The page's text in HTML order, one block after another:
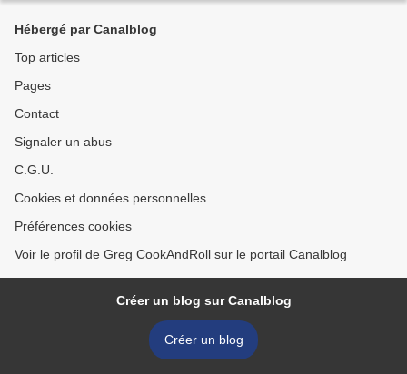
Hébergé par Canalblog
Top articles
Pages
Contact
Signaler un abus
C.G.U.
Cookies et données personnelles
Préférences cookies
Voir le profil de Greg CookAndRoll sur le portail Canalblog
Créer un blog sur Canalblog
Créer un blog